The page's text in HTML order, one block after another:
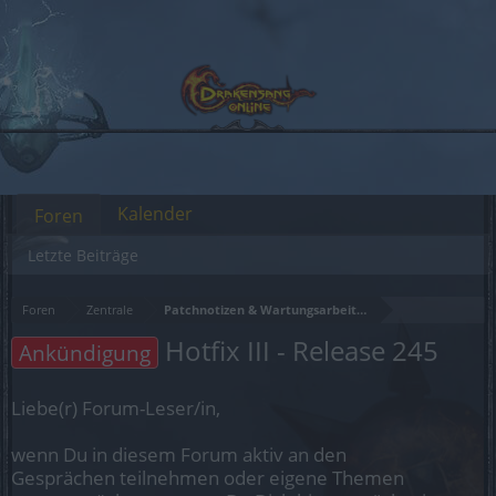
Foren Zentrale Patchnotizen & Wartungsarbeiten
Ankündigung Hotfix III - Release 245
Liebe(r) Forum-Leser/in,
wenn Du in diesem Forum aktiv an den
Gesprächen teilnehmen oder eigene Themen
Foren
Letzte Beiträge
Kalender